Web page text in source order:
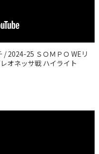
/ 2024-25 ＳＯＭＰＯ WEリ
オネッサ戦 ハイライト